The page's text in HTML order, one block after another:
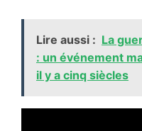
Lire aussi : La
: un événement
il y a cinq siècles